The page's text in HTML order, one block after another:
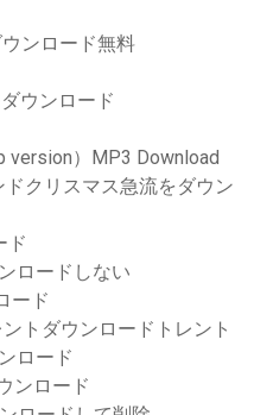
ンロード無料
ウンロード
version）MP3 Download
クリスマス急流をダウン
ド
ロードしない
ード
トダウンロードトレント
ロード
ンロード